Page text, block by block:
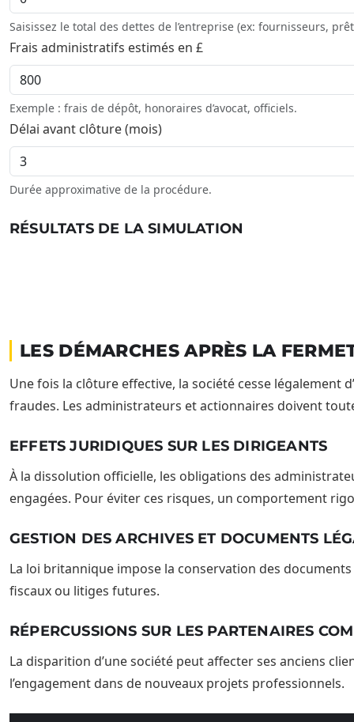
Saisissez le total des dettes de l’entreprise (ex: fournisseurs,
Frais administratifs estimés en £
Exemple : frais de dépôt, honoraires d’avocat, officiels.
Délai avant clôture (mois)
Durée approximative de la procédure.
RÉSULTATS DE LA SIMULATION
LES DÉMARCHES APRÈS LA
Une fois la clôture effective, la société cesse légalement
fraudes. Les administrateurs et actionnaires doivent
EFFETS JURIDIQUES SUR LES DIRIGEANTS
À la dissolution officielle, les obligations des
engagées. Pour éviter ces risques, un comportement
GESTION DES ARCHIVES ET DOCUMENTS
La loi britannique impose la conservation des
fiscaux ou litiges futures.
RÉPERCUSSIONS SUR LES PARTENAIRES
La disparition d’une société peut affecter ses anciens
l’engagement dans de nouveaux projets professionnels.